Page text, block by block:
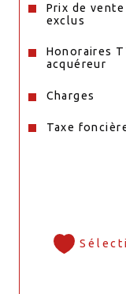
Prix de
exclus
Honoraires
acquéreur
Charges
Taxe